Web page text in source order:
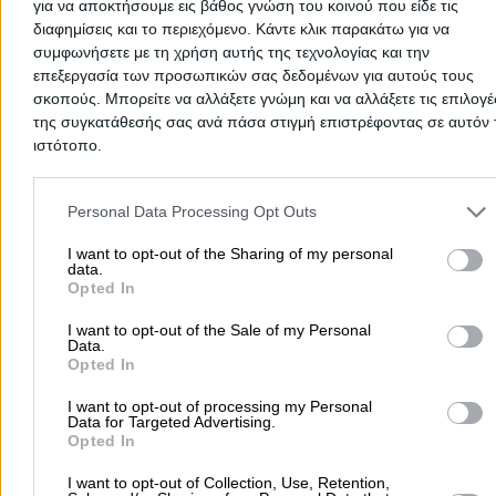
για να αποκτήσουμε εις βάθος γνώση του κοινού που είδε τις
διαφημίσεις και το περιεχόμενο. Κάντε κλικ παρακάτω για να
συμφωνήσετε με τη χρήση αυτής της τεχνολογίας και την
επεξεργασία των προσωπικών σας δεδομένων για αυτούς τους
σκοπούς. Μπορείτε να αλλάξετε γνώμη και να αλλάξετε τις
της συγκατάθεσής σας ανά πάσα στιγμή επιστρέφοντας σε αυτόν
ιστότοπο.
Please note that this website/app uses one or more Google
and may gather and store information including but not limited to
to Google and its third-party tags to use your data for below
purposes in below Google consent section.
Personal Data Processing Opt Outs
I want to opt-out of the Sharing of my personal
data.
Opted In
I want to opt-out of the Sale of my Personal
Data.
Opted In
I want to opt-out of processing my Personal
Data for Targeted Advertising.
Opted In
I want to opt-out of Collection, Use, Retention,
Τηλέφωνο:2341070344
Στοιχεία αναζήτησης:Μαιευτήρες Γυναικολόγοι ,
Τσάβαλος Χαράλαμπος Π.
Χειρουργός Μαιευτήρας - Γυναικολόγος
Μαιευτήρες - Γυναικολόγοι
Σόλωνος 7, Κιλκίς
Στοιχεία αναζήτησης: Μαιευτήρες Γυναικολόγοι ,
Χειρουργός Μαιευτήρας - Γυναικολόγος